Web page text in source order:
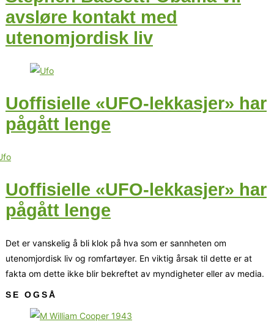
avsløre kontakt med
utenomjordisk liv
Uoffisielle «UFO-lekkasjer» har
pågått lenge
Uoffisielle «UFO-lekkasjer» har
pågått lenge
Det er vanskelig å bli klok på hva som er sannheten om
utenomjordisk liv og romfartøyer. En viktig årsak til dette er at
fakta om dette ikke blir bekreftet av myndigheter eller av media.
SE OGSÅ